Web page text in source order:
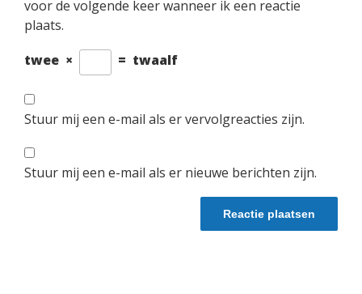
voor de volgende keer wanneer ik een reactie
plaats.
twee × = twaalf
Stuur mij een e-mail als er vervolgreacties zijn.
Stuur mij een e-mail als er nieuwe berichten zijn.